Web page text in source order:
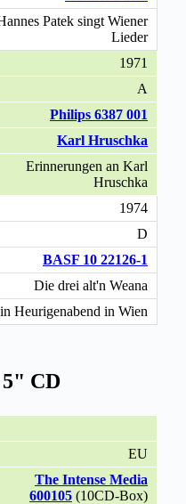
Patek singt Wiener
Lieder
1971
A
Philips 6387 001
Karl Hruschka
Erinnerungen an Karl
Hruschka
1974
D
BASF 10 22126-1
Die drei alt'n Weana
Heurigenabend in Wien
CD
EU
The Intense Media
600105 (10CD-Box)